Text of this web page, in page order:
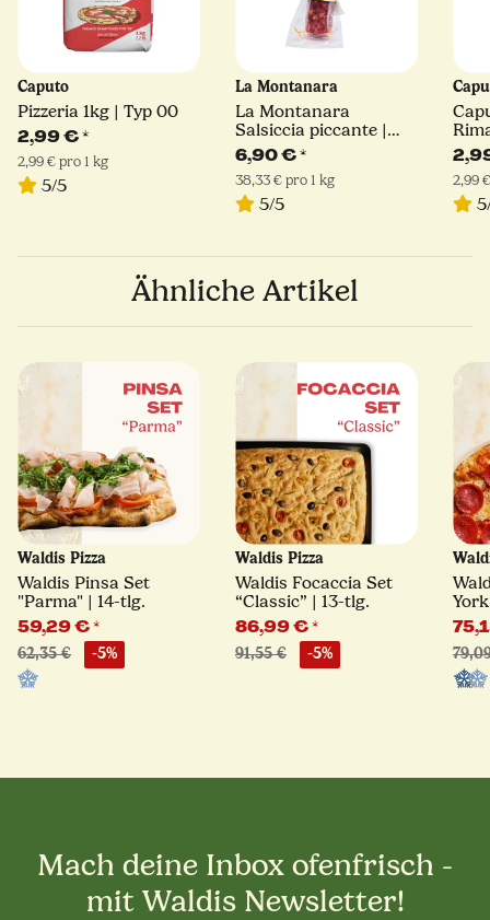
Caputo
Pizzeria 1kg | Typ 00
2,99 €*
2,99 € pro 1 kg
5/5
La Montanara
La Montanara
Salsiccia piccante |
180 g
6,90 €*
38,33 € pro 1 kg
5/5
2,99
Ähnliche Artikel
Waldis Pizza
Waldis Pinsa Set
"Parma" | 14-tlg.
59,29 €*
62,35 € -5%
Waldis Pizza
Waldis Focaccia Set
“Classic” | 13-tlg.
86,99 €*
91,55 € -5%
Mach deine Inbox ofenfrisch -
mit Waldis Newsletter!